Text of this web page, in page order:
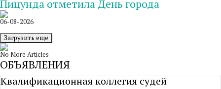
Пицунда отметила День города
06-08-2026
Загрузить еще
No More Articles
ОБЪЯВЛЕНИЯ
Квалификационная коллегия судей